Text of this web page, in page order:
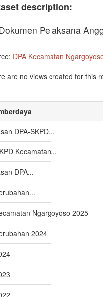
description:
Dokumen Pelaksana
DPA Kecamatan Ngargoyoso
are no views created for this
DPA-SKPD...
Kecamatan...
DPA...
Ngargoyoso 2025
2024